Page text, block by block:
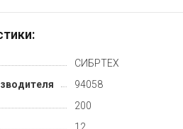
СИБРТЕХ
94058
200
12